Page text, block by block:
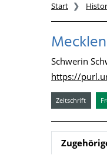
Start
Schwerin
https://
Zeitschrift